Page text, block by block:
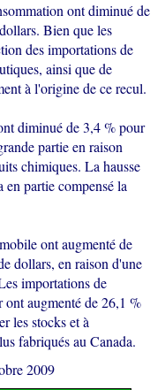
ont diminué de
Bien que les
des importations de
ainsi que de
à l'origine de ce recul.
diminué de 3,4 % pour
partie en raison
chimiques. La hausse
partie compensé la
ont augmenté de
dollars, en raison d'une
importations de
ont augmenté de 26,1 %
les stocks et à
fabriqués au Canada.
2009